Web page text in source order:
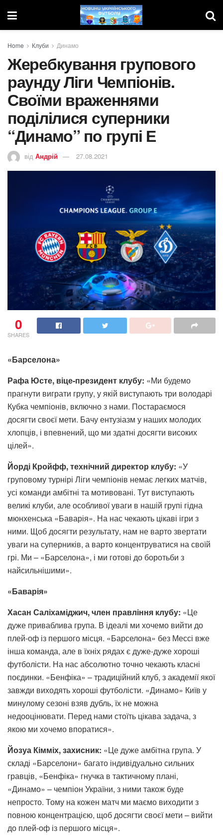
Home Клуби Динамо
Жеребкування групового
раунду Ліги Чемпіонів.
Своїми враженнями
поділілися суперники
“Динамо” по групі Е
від Андрій 27.08.2021
0
SHARES
«Барселона»
Рафа Юсте, віце-президент клубу: «Ми будемо
прагнути виграти групу, у якій виступають три володарі
Кубка чемпіонів, включно з нами. Постараємося
досягти своєї мети. Бачу ентузіазм у наших молодих
хлопців, і впевнений, що ми здатні досягти високих
цілей».
Йорді Кройфф, технічний директор клубу: «У
груповому турнірі Ліги чемпіонів немає легких матчів,
усі команди амбітні та мотивовані. Тут виступають
великі клуби, але особливої ​​уваги в нашій групі гідна
мюнхенська «Баварія». На нас чекають цікаві ігри з
ними. Щоб досягти результату, нам не варто звертати
уваги на суперників, а варто концентруватися на своїй
грі. Ми – «Барселона», і ми готові до боротьби з
найсильнішими».
«Баварія»
Хасан Саліхаміджич, член правління клубу: «Це
дуже приваблива група. В ідеалі ми хочемо вийти до
плей-оф із першого місця. «Барселона» без Мессі вже
інша команда, але в їхніх рядах є дуже-дуже хороші
футболісти. На нас абсолютно точно чекають класні
поєдинки. «Бенфіка» – традиційний клуб, з академії якої
завжди виходять хороші футболісти. «Динамо» Київ у
минулому сезоні взяв дубль, їх не можна
недооцінювати. Перед нами стоїть цікава задача, з
якою ми хочемо впоратися».
Йозуа Кімміх, захисник: «Це дуже амбітна група. У
складі «Барселони» багато індивідуально сильних
гравців, «Бенфіка» гнучка в тактичному плані,
«Динамо» – чемпіон України, з ними також буде
непросто. Тому на кожен матч ми маємо виходити з
повною концентрацією, щоб досягти своєї мети – вийти
до плей-оф із першого місця».